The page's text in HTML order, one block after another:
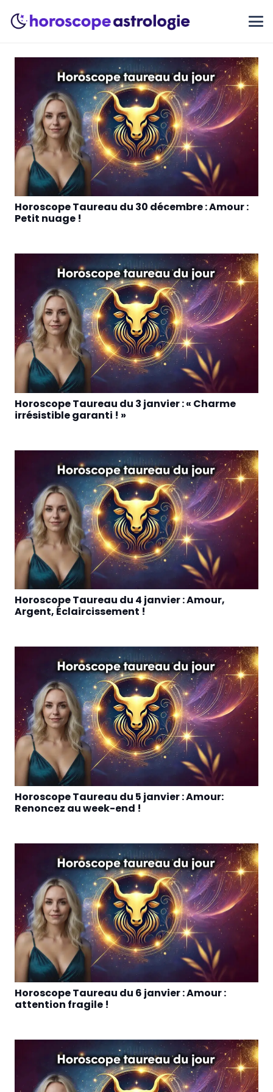
Horoscope Taureau du 30 décembre : Amour :
Petit nuage !
Horoscope Taureau du 3 janvier : « Charme
irrésistible garanti ! »
Horoscope Taureau du 4 janvier : Amour,
Argent, Éclaircissement !
Horoscope Taureau du 5 janvier : Amour:
Renoncez au week-end !
Horoscope Taureau du 6 janvier : Amour :
attention fragile !